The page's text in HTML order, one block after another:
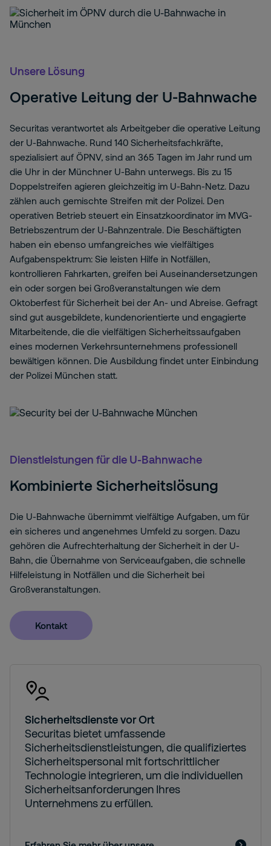
Unsere Lösung
Operative Leitung der U-Bahnwache
Securitas verantwortet als Arbeitgeber die operative Leitung
der U-Bahnwache. Rund 140 Sicherheitsfachkräfte,
spezialisiert auf ÖPNV, sind an 365 Tagen im Jahr rund um
die Uhr in der Münchner U-Bahn unterwegs. Bis zu 15
Doppelstreifen agieren gleichzeitig im U-Bahn-Netz. Dazu
zählen auch gemischte Streifen mit der Polizei. Den
operativen Betrieb steuert ein Einsatzkoordinator im MVG-
Betriebszentrum der U-Bahnzentrale. Die Beschäftigten
haben ein ebenso umfangreiches wie vielfältiges
Aufgabenspektrum: Sie leisten Hilfe in Notfällen,
kontrollieren Fahrkarten, greifen bei Auseinandersetzungen
ein oder sorgen bei Großveranstaltungen wie dem
Oktoberfest für Sicherheit bei der An- und Abreise. Gefragt
sind gut ausgebildete, kundenorientierte und engagierte
Mitarbeitende, die die vielfältigen Sicherheitssaufgaben
eines modernen Verkehrsunternehmens professionell
bewältigen können. Die Ausbildung findet unter Einbindung
der Polizei München statt.
Dienstleistungen für die U-Bahnwache
Kombinierte Sicherheitslösung
Die U-Bahnwache übernimmt vielfältige Aufgaben, um für
ein sicheres und angenehmes Umfeld zu sorgen. Dazu
gehören die Aufrechterhaltung der Sicherheit in der U-
Bahn, die Übernahme von Serviceaufgaben, die schnelle
Hilfeleistung in Notfällen und die Sicherheit bei
Großveranstaltungen.
Kontakt
Sicherheitsdienste vor Ort
Securitas bietet umfassende
Sicherheitsdienstleistungen, die qualifiziertes
Sicherheitspersonal mit fortschrittlicher
Technologie integrieren, um die individuellen
Sicherheitsanforderungen Ihres
Unternehmens zu erfüllen.